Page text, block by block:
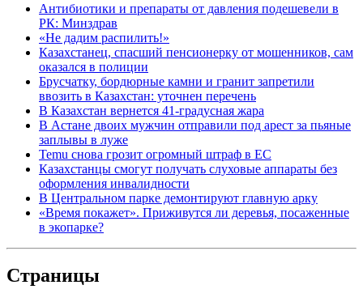
Антибиотики и препараты от давления подешевели в
РК: Минздрав
«Не дадим распилить!»
Казахстанец, спасший пенсионерку от мошенников, сам
оказался в полиции
Брусчатку, бордюрные камни и гранит запретили
ввозить в Казахстан: уточнен перечень
В Казахстан вернется 41-градусная жара
В Астане двоих мужчин отправили под арест за пьяные
заплывы в луже
Temu снова грозит огромный штраф в ЕС
Казахстанцы смогут получать слуховые аппараты без
оформления инвалидности
В Центральном парке демонтируют главную арку
«Время покажет». Приживутся ли деревья, посаженные
в экопарке?
Страницы